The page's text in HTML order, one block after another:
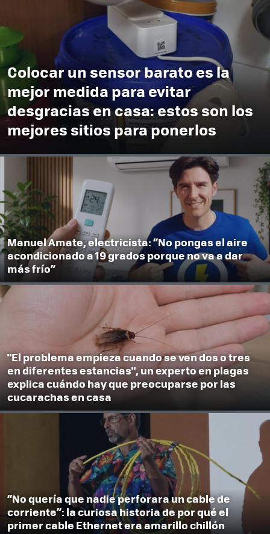
Colocar un sensor barato es la
mejor medida para evitar
desgracias en casa: estos son los
mejores sitios para ponerlos
Manuel Amate, electricista: “No pongas el aire
acondicionado a 19 grados porque no va a dar
más frío”
"El problema empieza cuando se ven dos o tres
en diferentes estancias", un experto en plagas
explica cuándo hay que preocuparse por las
cucarachas en casa
“No quería que nadie perforara un cable de
corriente”: la curiosa historia de por qué el
primer cable Ethernet era amarillo chillón